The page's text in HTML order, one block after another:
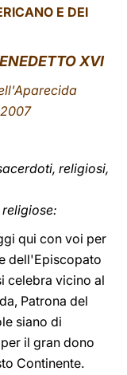
E DEI
XVI
religiosi,
qui con voi per
dell'Episcopato
celebra vicino al
Patrona del
siano di
il gran dono
Continente.